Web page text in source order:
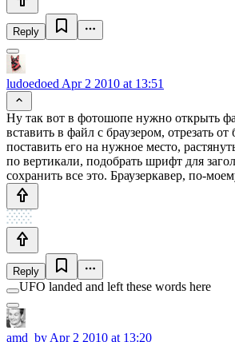
Reply
ludoedoed Apr 2 2010 at 13:51
Ну так вот в фотошопе нужно открыть
вставить в файл с браузером, отрезать от
поставить его на нужное место,
по вертикали, подобрать шрифт для
сохранить все это. Браузеркавер, по-
Reply
UFO landed and left these words here
amd_by Apr 2 2010 at 13:20